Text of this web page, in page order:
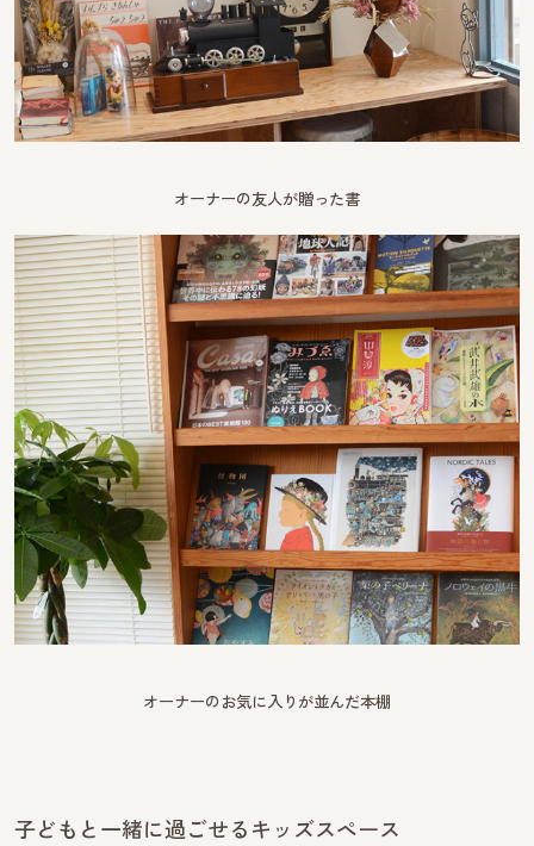
オーナーの友人が贈った書
オーナーのお気に入りが並んだ本棚
子どもと一緒に過ごせるキッズスペース